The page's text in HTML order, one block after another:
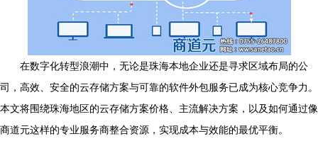
在数字化转型浪潮中，无论是珠海本地企业还是寻求区域布局的公
司，高效、安全的云存储方案与可靠的软件外包服务已成为核心竞争力。
本文将围绕珠海地区的云存储方案价格、主流解决方案，以及如何通过像
商道元这样的专业服务商整合资源，实现成本与效能的最优平衡。